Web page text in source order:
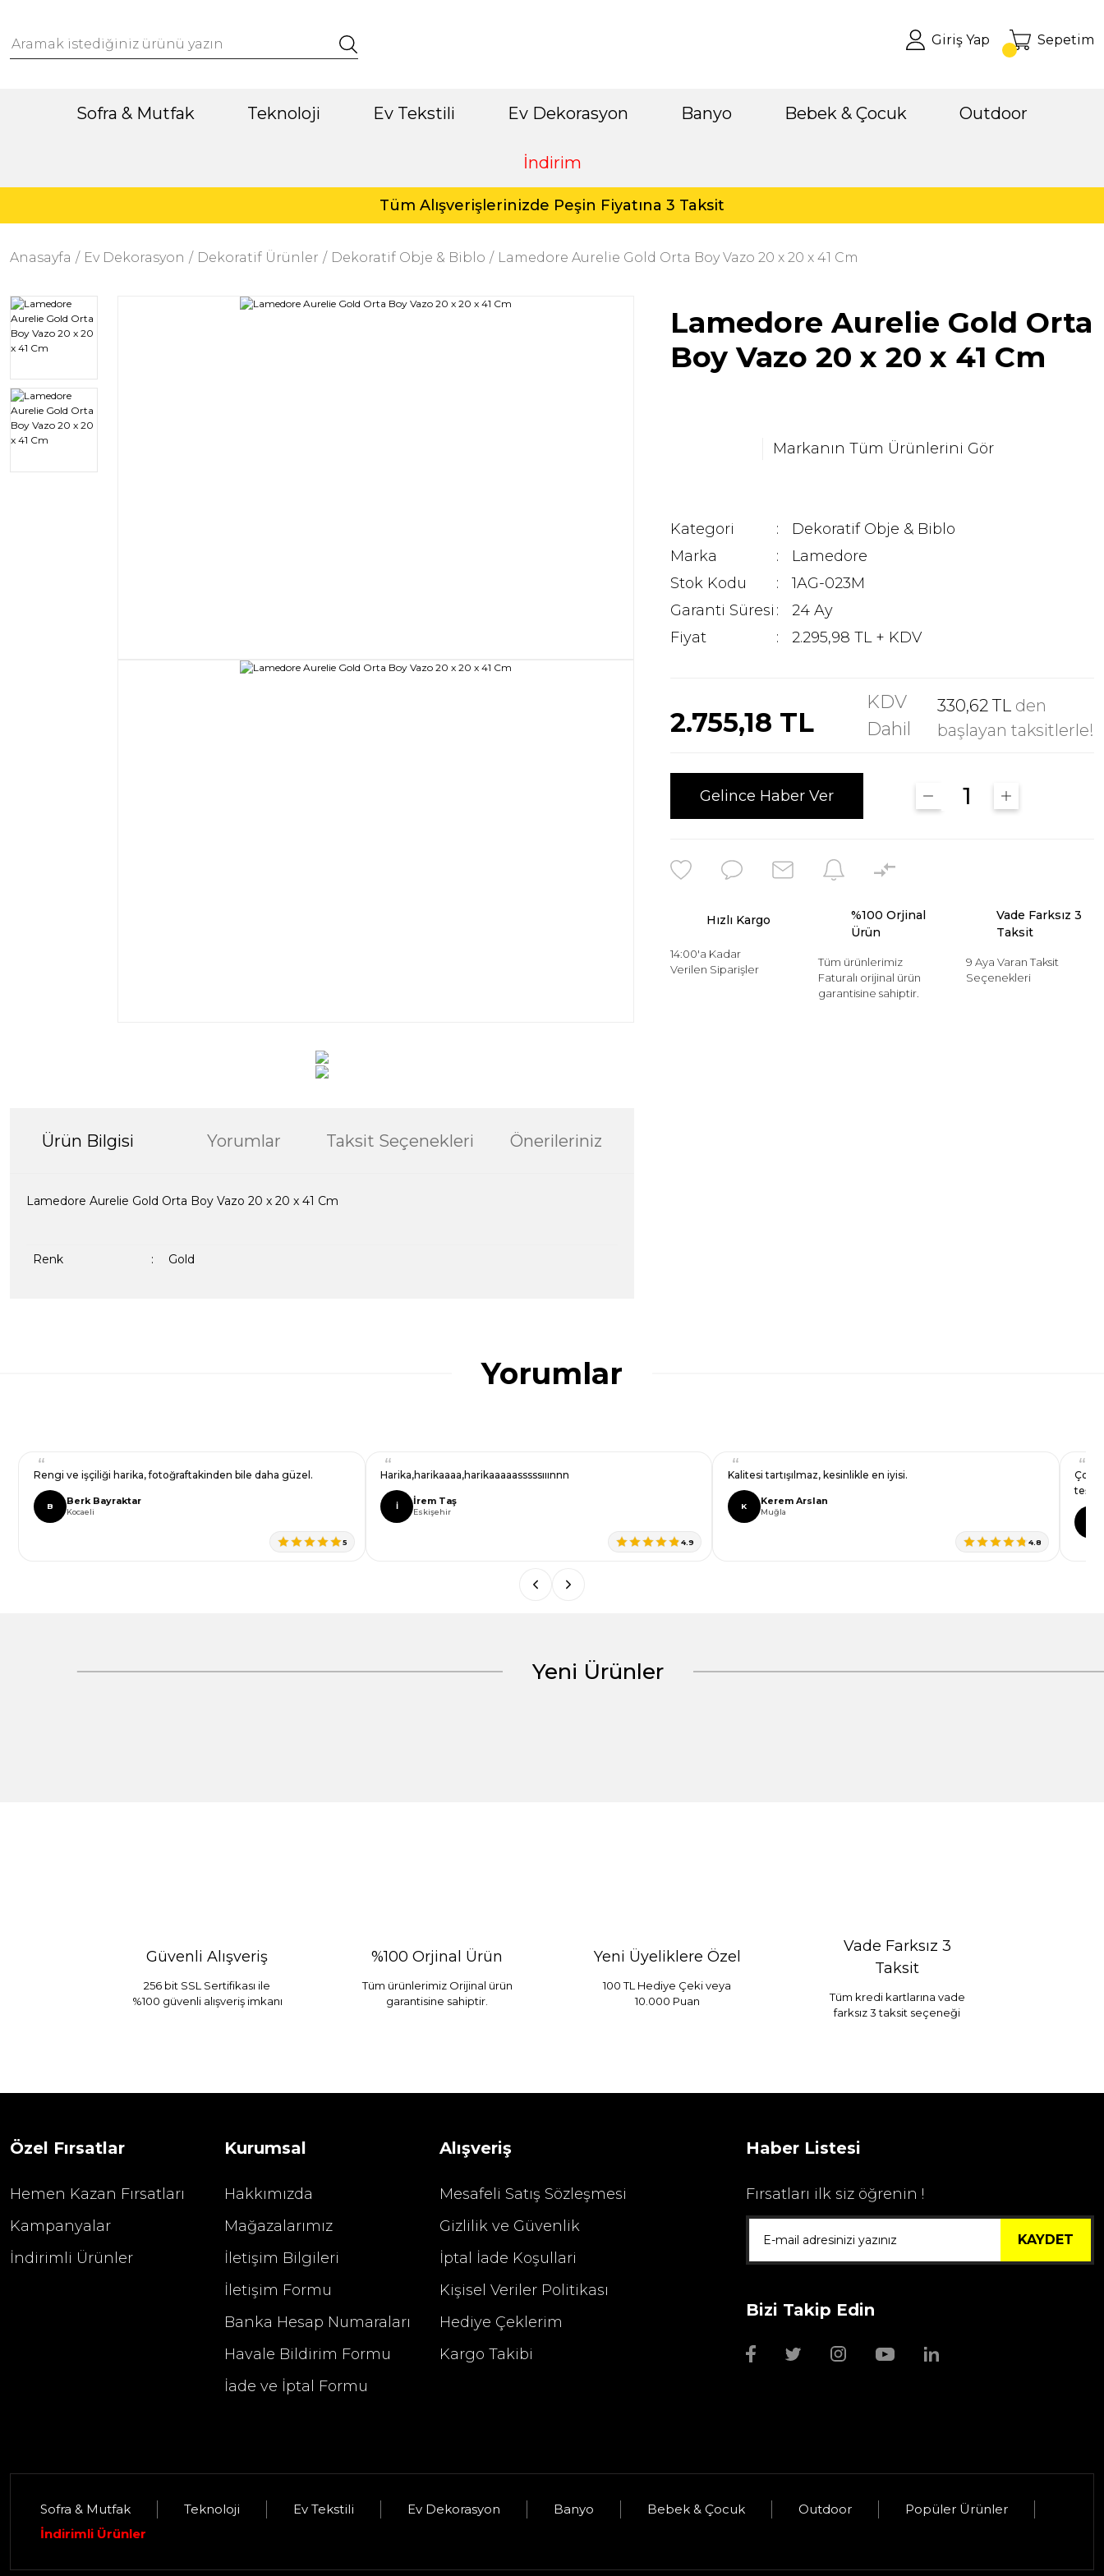
Giriş Yap Sepetim
Sofra & Mutfak Teknoloji Ev Tekstili Ev Dekorasyon Banyo Bebek & Çocuk Outdoor
İndirim
Tüm Alışverişlerinizde Peşin Fiyatına 3 Taksit
Anasayfa Ev Dekorasyon Dekoratif Ürünler Dekoratif Obje & Biblo Lamedore Aurelie Gold Orta Boy Vazo 20 x 20 x 41 Cm
Ürün Bilgisi Yorumlar Taksit Seçenekleri Önerileriniz
Lamedore Aurelie Gold Orta Boy Vazo 20 x 20 x 41 Cm
Renk : Gold
Bu ürüne benzer farklı alternatifler olmalı.
Lamedore Aurelie Gold Orta
Boy Vazo 20 x 20 x 41 Cm
Markanın Tüm Ürünlerini Gör
Kategori
Dekoratif Obje & Biblo
Marka
Lamedore
Stok Kodu
1AG-023M
Garanti Süresi
24 Ay
Fiyat
2.295,98 TL + KDV
2.755,18 TL
KDV
Dahil
330,62 TL den
başlayan taksitlerle!
Gelince Haber Ver
Hızlı Kargo
14:00'a Kadar
Verilen Siparişler
%100 Orjinal
Ürün
Tüm ürünlerimiz
Faturalı orijinal ürün
garantisine sahiptir.
Vade Farksız 3
Taksit
9 Aya Varan Taksit
Seçenekleri
Yorumlar
Rengi ve işçiliği harika, fotoğraftakinden bile daha güzel.
B Berk Bayraktar
Kocaeli
5
Harika,harikaaaa,harikaaaaasssssııınnn
İ İrem Taş
Eskişehir
4.9
Kalitesi tartışılmaz, kesinlikle en iyisi.
K Kerem Arslan
Muğla
4.8
Çok
Yeni Ürünler
2.400,00 TL 1.680,00 TL
Selim Dekor Elise 13x18 Çerçeve Gümüş Selim Dekor Altıgen Aynalı Tepsi Vizon
Wmf Bıçak Bileyi
Güvenli Alışveriş
256 bit SSL Sertifikası ile
%100 güvenli alışveriş imkanı
%100 Orjinal Ürün
Tüm ürünlerimiz Orijinal ürün
garantisine sahiptir.
Yeni Üyeliklere Özel
100 TL Hediye Çeki veya
10.000 Puan
Vade Farksız 3
Taksit
Tüm kredi kartlarına vade
farksız 3 taksit seçeneği
Özel Fırsatlar
Hemen Kazan Fırsatları
Kampanyalar
İndirimli Ürünler
Kurumsal
Hakkımızda
Mağazalarımız
İletişim Bilgileri
İletişim Formu
Banka Hesap Numaraları
Havale Bildirim Formu
İade ve İptal Formu
Alışveriş
Mesafeli Satış Sözleşmesi
Gizlilik ve Güvenlik
İptal İade Koşullari
Kişisel Veriler Politikası
Hediye Çeklerim
Kargo Takibi
Haber Listesi
Fırsatları ilk siz öğrenin !
KAYDET
Bizi Takip Edin
Sofra & Mutfak Teknoloji Ev Tekstili Ev Dekorasyon Banyo Bebek & Çocuk Outdoor
Popüler Ürünler
İndirimli Ürünler